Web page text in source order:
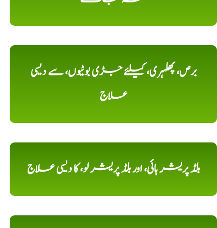
برص، پھلہری، کیلئے جڑی بوٹیوں، سے دیسی
علاج
بلڈ پریشر ہائی، اور بلڈ پریشر لو، کا دیسی علاج